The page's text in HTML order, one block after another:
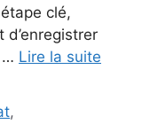
clé,
… Lire la suite
,